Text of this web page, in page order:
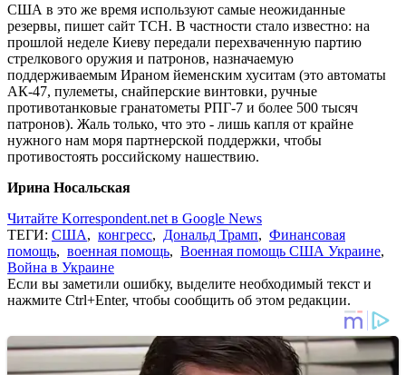
США в это же время используют самые неожиданные
резервы, пишет сайт ТСН. В частности стало известно: на
прошлой неделе Киеву передали перехваченную партию
стрелкового оружия и патронов, назначаемую
поддерживаемым Ираном йеменским хуситам (это автоматы
АК-47, пулеметы, снайперские винтовки, ручные
противотанковые гранатометы РПГ-7 и более 500 тысяч
патронов). Жаль только, что это - лишь капля от крайне
нужного нам моря партнерской поддержки, чтобы
противостоять российскому нашествию.
Ирина Носальская
Читайте Korrespondent.net в Google News
ТЕГИ: США, конгресс, Дональд Трамп, Финансовая
помощь, военная помощь, Военная помощь США Украине,
Война в Украине
Если вы заметили ошибку, выделите необходимый текст и
нажмите Ctrl+Enter, чтобы сообщить об этом редакции.